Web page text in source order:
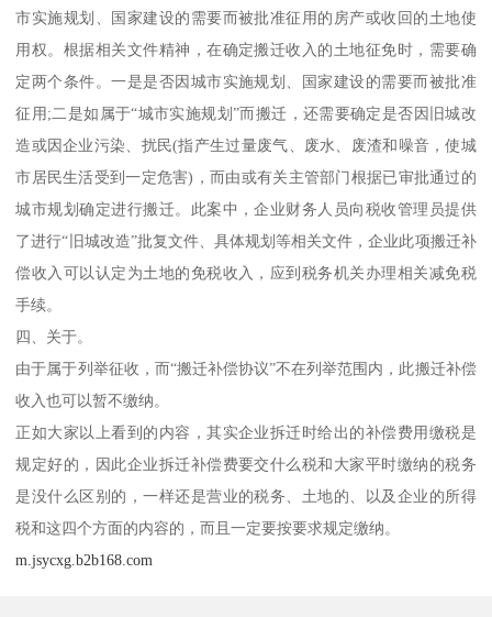
市实施规划、国家建设的需要而被批准征用的房产或收回的土地使
用权。根据相关文件精神，在确定搬迁收入的土地征免时，需要确
定两个条件。一是是否因城市实施规划、国家建设的需要而被批准
征用;二是如属于“城市实施规划”而搬迁，还需要确定是否因旧城改
造或因企业污染、扰民(指产生过量废气、废水、废渣和噪音，使城
市居民生活受到一定危害)，而由或有关主管部门根据已审批通过的
城市规划确定进行搬迁。此案中，企业财务人员向税收管理员提供
了进行“旧城改造”批复文件、具体规划等相关文件，企业此项搬迁补
偿收入可以认定为土地的免税收入，应到税务机关办理相关减免税
手续。
四、关于。
由于属于列举征收，而“搬迁补偿协议”不在列举范围内，此搬迁补偿
收入也可以暂不缴纳。
正如大家以上看到的内容，其实企业拆迁时给出的补偿费用缴税是
规定好的，因此企业拆迁补偿费要交什么税和大家平时缴纳的税务
是没什么区别的，一样还是营业的税务、土地的、以及企业的所得
税和这四个方面的内容的，而且一定要按要求规定缴纳。
m.jsycxg.b2b168.com